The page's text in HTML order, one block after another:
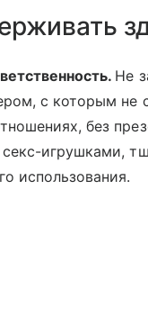
Не
с которым не
без
секс-игрушками,
использования.